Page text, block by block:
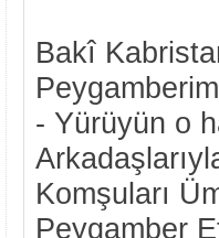
Bakî
- Yürüyün o
Komşuları
Peygamber